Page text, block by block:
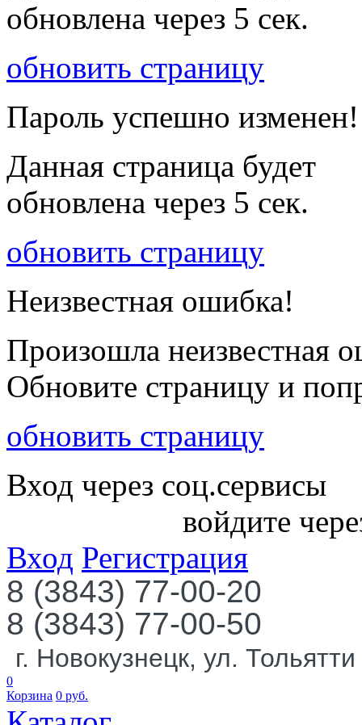
обновлена через 5 сек.
обновить страницу
Пароль успешно изменен!
Данная страница будет
обновлена через 5 сек.
обновить страницу
Неизвестная ошибка!
Произошла неизвестная
Обновите страницу и
обновить страницу
Вход через соц.сервисы
войдите
Вход Регистрация
8 (3843) 77-00-20
8 (3843) 77-00-50
г. Новокузнецк, ул.
0
Корзина 0 руб.